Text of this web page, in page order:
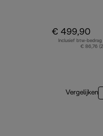
€ 499,90
Inclusief btw-bedrag
€ 86,76
Vergelijken